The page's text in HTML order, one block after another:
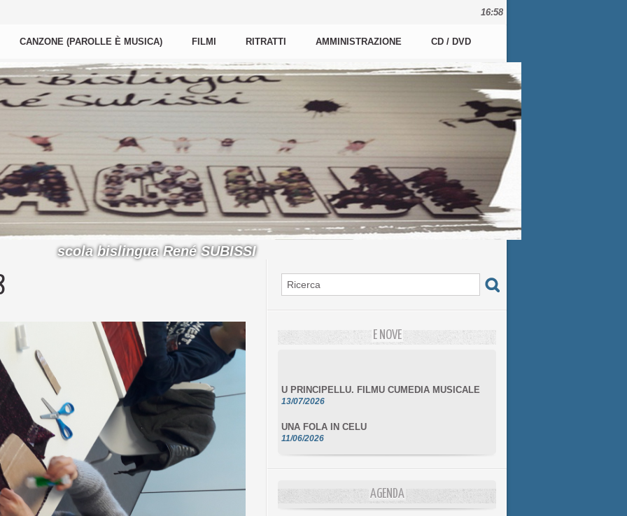
16:58
CANZONE (PAROLLE È MUSICA) FILMI RITRATTI AMMINISTRAZIONE CD / DVD
scola bislingua René SUBISSI
E NOVE
UNA FOLA IN CELU
DA SCIMULÌ
10/06/2026
AGENDA